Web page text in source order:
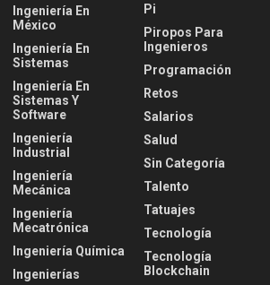
Ingeniería En
México
Ingeniería En
Sistemas
Ingeniería En
Sistemas Y
Software
Ingeniería
Industrial
Ingeniería
Mecánica
Ingeniería
Mecatrónica
Ingeniería Química
Ingenierías
Pi
Piropos Para
Ingenieros
Programación
Retos
Salarios
Salud
Sin Categoría
Talento
Tatuajes
Tecnología
Tecnología
Blockchain